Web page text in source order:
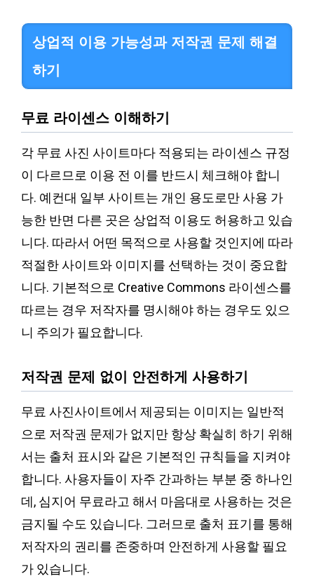
상업적 이용 가능성과 저작권 문제 해결
하기
무료 라이센스 이해하기
각 무료 사진 사이트마다 적용되는 라이센스 규정
이 다르므로 이용 전 이를 반드시 체크해야 합니
다. 예컨대 일부 사이트는 개인 용도로만 사용 가
능한 반면 다른 곳은 상업적 이용도 허용하고 있습
니다. 따라서 어떤 목적으로 사용할 것인지에 따라
적절한 사이트와 이미지를 선택하는 것이 중요합
니다. 기본적으로 Creative Commons 라이센스를
따르는 경우 저작자를 명시해야 하는 경우도 있으
니 주의가 필요합니다.
저작권 문제 없이 안전하게 사용하기
무료 사진사이트에서 제공되는 이미지는 일반적
으로 저작권 문제가 없지만 항상 확실히 하기 위해
서는 출처 표시와 같은 기본적인 규칙들을 지켜야
합니다. 사용자들이 자주 간과하는 부분 중 하나인
데, 심지어 무료라고 해서 마음대로 사용하는 것은
금지될 수도 있습니다. 그러므로 출처 표기를 통해
저작자의 권리를 존중하며 안전하게 사용할 필요
가 있습니다.